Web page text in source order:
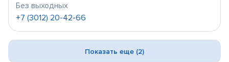
Без выходных
+7 (3012) 20-42-66
Показать еще (2)